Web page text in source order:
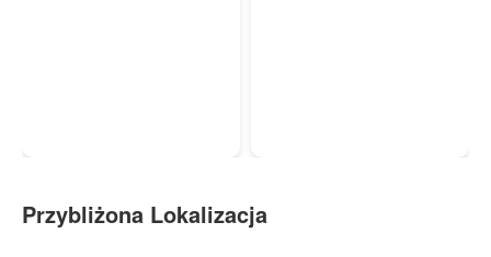
Przybliżona Lokalizacja